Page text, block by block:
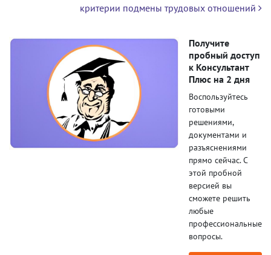
критерии подмены трудовых отношений
Получите
пробный доступ
к Консультант
Плюс на 2 дня
Воспользуйтесь
готовыми
решениями,
документами и
разъяснениями
прямо сейчас. С
этой пробной
версией вы
сможете решить
любые
профессиональные
вопросы.